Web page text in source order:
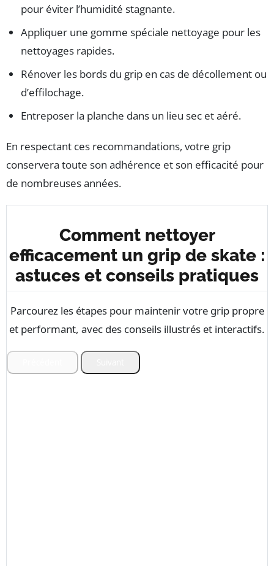
pour éviter l’humidité stagnante.
Appliquer une gomme spéciale nettoyage pour les
nettoyages rapides.
Rénover les bords du grip en cas de décollement ou
d’effilochage.
Entreposer la planche dans un lieu sec et aéré.
En respectant ces recommandations, votre grip
conservera toute son adhérence et son efficacité pour
de nombreuses années.
Comment nettoyer
efficacement un grip de skate :
astuces et conseils pratiques
Parcourez les étapes pour maintenir votre grip propre
et performant, avec des conseils illustrés et interactifs.